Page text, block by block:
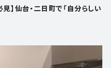
】仙台・二日町で「自分らしい